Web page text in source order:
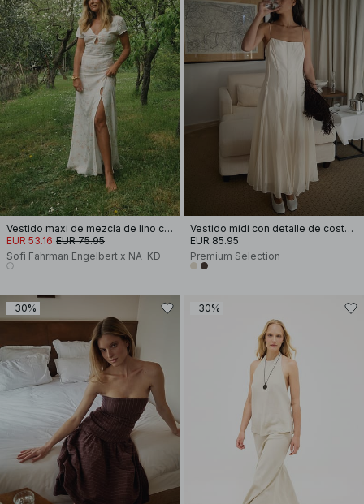
Vestido maxi de mezcla de lino con estampado
EUR 53.16 EUR 75.95
Sofi Fahrman Engelbert x NA-KD
Vestido midi con detalle de costura y tirantes
EUR 85.95
Premium Selection
-30% -30%